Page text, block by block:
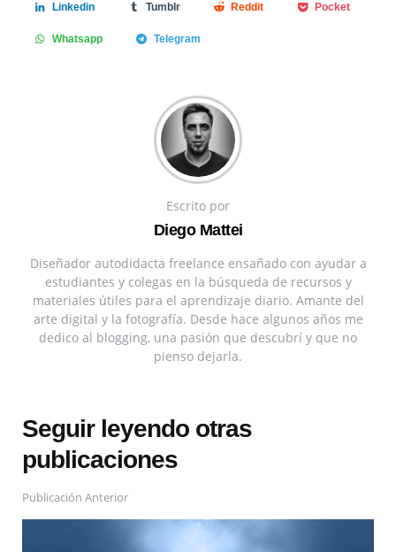
Linkedin Tumblr Reddit Pocket
Whatsapp Telegram
Escrito por
Diego Mattei
Diseñador autodidacta freelance ensañado con ayudar a
estudiantes y colegas en la búsqueda de recursos y
materiales útiles para el aprendizaje diario. Amante del
arte digital y la fotografía. Desde hace algunos años me
dedico al blogging, una pasión que descubrí y que no
pienso dejarla.
Seguir leyendo otras
publicaciones
Publicación Anterior